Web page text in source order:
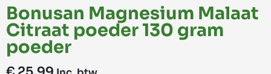
Bonusan Magnesium Malaat
Citraat poeder 130 gram
poeder